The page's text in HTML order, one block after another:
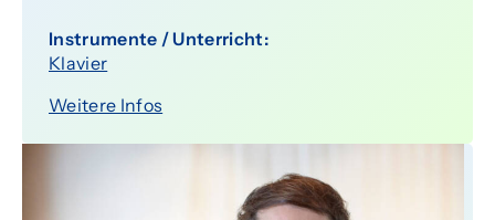
Instrumente / Unterricht:
Klavier
Weitere Infos